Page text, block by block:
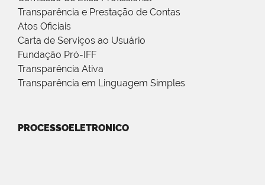
Transparência e Prestação de Contas
Atos Oficiais
Carta de Serviços ao Usuário
Fundação Pró-IFF
Transparência Ativa
Transparência em Linguagem Simples
PROCESSOELETRONICO